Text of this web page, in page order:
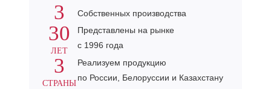
3 Собственных производства
30
ЛЕТ
Представлены на рынке
с 1996 года
3
СТРАНЫ
Реализуем продукцию
по России, Белоруссии и Казахстану